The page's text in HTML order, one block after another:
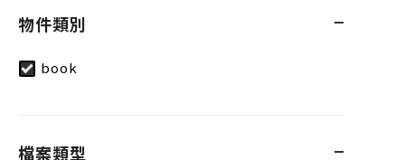
物件類別
book
檔案類型